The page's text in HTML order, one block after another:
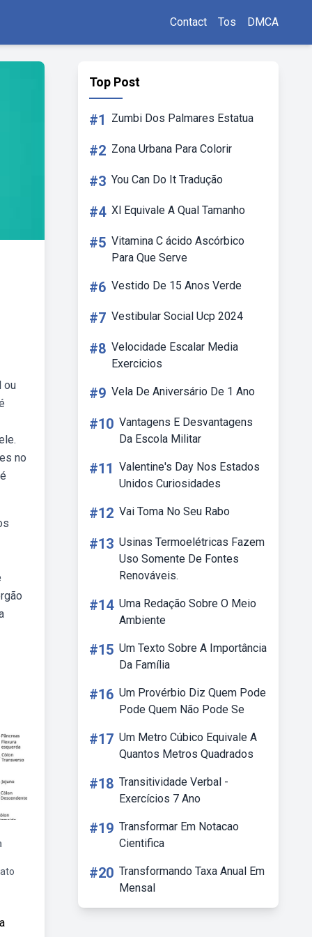
Contact Tos DMCA
ou
no
Top Post
#1 Zumbi Dos Palmares Estatua
#2 Zona Urbana Para Colorir
#3 You Can Do It Tradução
#4 Xl Equivale A Qual Tamanho
#5 Vitamina C ácido Ascórbico
Para Que Serve
#6 Vestido De 15 Anos Verde
#7 Vestibular Social Ucp 2024
#8 Velocidade Escalar Media
Exercicios
#9 Vela De Aniversário De 1 Ano
#10 Vantagens E Desvantagens
Da Escola Militar
#11 Valentine's Day Nos Estados
Unidos Curiosidades
#12 Vai Toma No Seu Rabo
#13 Usinas Termoelétricas Fazem
Uso Somente De Fontes
Renováveis.
#14 Uma Redação Sobre O Meio
Ambiente
#15 Um Texto Sobre A Importância
Da Família
#16 Um Provérbio Diz Quem Pode
Pode Quem Não Pode Se
#17 Um Metro Cúbico Equivale A
Quantos Metros Quadrados
#18 Transitividade Verbal -
Exercícios 7 Ano
#19 Transformar Em Notacao
Cientifica
#20 Transformando Taxa Anual Em
Mensal